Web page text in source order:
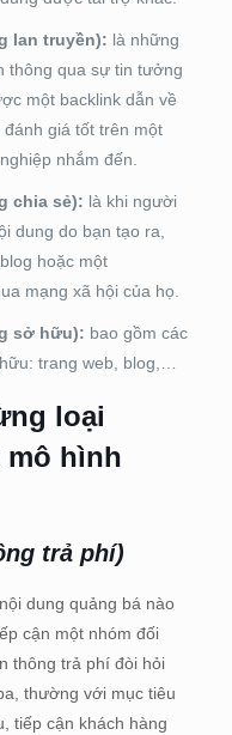
lan truyền): là những
thông qua sự tin tưởng
một backlink dẫn về
giá tốt trên một
nhắm đến.
chia sẻ): là khi người
dung do bạn tạo ra,
hoặc một
mạng xã hội của họ.
sở hữu): bao gồm các
trang web, blog,…
loại
hình
trả phí)
dung quảng bá nào
cận một nhóm đối
thông trả phí đòi hỏi
thường với mục tiêu
tiếp cận khách hàng